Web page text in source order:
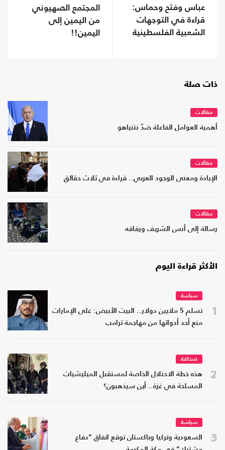
عباس وفتح وحماس:
قراءة في التوجهات
الشعبية الفلسطينية
المجتمع الصهيوني
من اليمين إلى
اليمين!!
ذات صلة
مقالات
أهمية العوامل الفاعلة ضدّ نتنياهو
مقالات
الإبادة ومعنى الوجود العربي.. قراءة في ثلاث حقائق
مقالات
رسالة إلى أنس الشريف ورفاقه
الأكثر قراءة اليوم
1
سياسة
تسلم 5 ملايين دولار.. البيت الأبيض: على الإمارات
منع أحد أدواتها من مهاجمة ترامب
2
صحافة
هذه خطة الاحتلال الخاصة لمستقبل الميليشيات
المسلحة في غزة.. أين سيذهبون؟
3
سياسة
السعودية وتركيا وباكستان توقع اتفاق "دفاع